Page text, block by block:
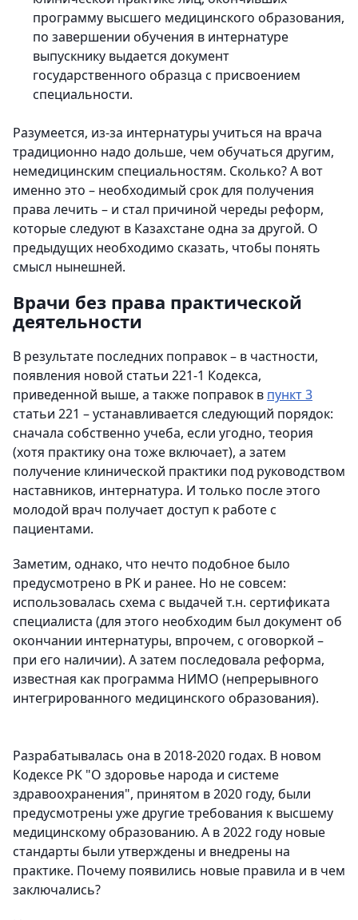
программу высшего медицинского образования,
по завершении обучения в интернатуре
выпускнику выдается документ
государственного образца с присвоением
специальности.
Разумеется, из-за интернатуры учиться на врача
традиционно надо дольше, чем обучаться другим,
немедицинским специальностям. Сколько? А вот
именно это – необходимый срок для получения
права лечить – и стал причиной череды реформ,
которые следуют в Казахстане одна за другой. О
предыдущих необходимо сказать, чтобы понять
смысл нынешней.
Врачи без права практической
деятельности
В результате последних поправок – в частности,
появления новой статьи 221-1 Кодекса,
приведенной выше, а также поправок в пункт 3
статьи 221 – устанавливается следующий порядок:
сначала собственно учеба, если угодно, теория
(хотя практику она тоже включает), а затем
получение клинической практики под руководством
наставников, интернатура. И только после этого
молодой врач получает доступ к работе с
пациентами.
Заметим, однако, что нечто подобное было
предусмотрено в РК и ранее. Но не совсем:
использовалась схема с выдачей т.н. сертификата
специалиста (для этого необходим был документ об
окончании интернатуры, впрочем, с оговоркой –
при его наличии). А затем последовала реформа,
известная как программа НИМО (непрерывного
интегрированного медицинского образования).
Разрабатывалась она в 2018-2020 годах. В новом
Кодексе РК "О здоровье народа и системе
здравоохранения", принятом в 2020 году, были
предусмотрены уже другие требования к высшему
медицинскому образованию. А в 2022 году новые
стандарты были утверждены и внедрены на
практике. Почему появились новые правила и в чем
заключались?